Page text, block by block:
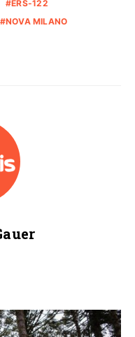
ERS-122
NOVA MILANO